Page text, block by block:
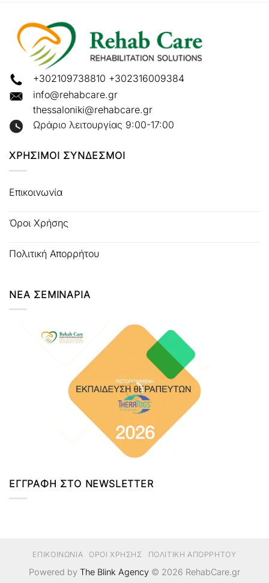
+302109738810 +302316009384
info@rehabcare.gr
thessaloniki@rehabcare.gr
Ωράριο λειτουργίας 9:00-17:00
ΧΡΗΣΙΜΟΙ ΣΥΝΔΕΣΜΟΙ
Επικοινωνία
Όροι Χρήσης
Πολιτική Απορρήτου
ΝΕΑ ΣΕΜΙΝΑΡΙΑ
ΕΓΓΡΑΦΗ ΣΤΟ NEWSLETTER
ΕΠΙΚΟΙΝΩΝΙΑ ΟΡΟΙ ΧΡΗΣΗΣ ΠΟΛΙΤΙΚΗ ΑΠΟΡΡΗΤΟΥ
Powered by The Blink Agency © 2026 RehabCare.gr